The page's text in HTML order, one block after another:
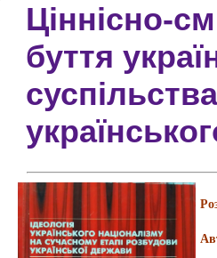
Ціннісно-
буття